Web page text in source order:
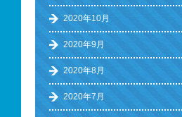
2020年10月
2020年9月
2020年8月
2020年7月